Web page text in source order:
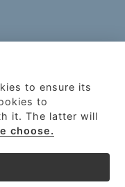
to ensure its
to
it. The latter will
choose.